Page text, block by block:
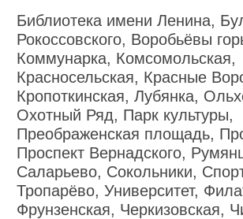
Библиотека имени Ленина,
Рокоссовского, Воробьёвы
Коммунарка, Комсомольская,
Красносельская, Красные
Кропоткинская, Лубянка,
Охотный Ряд, Парк культуры,
Преображенская площадь,
Проспект Вернадского,
Саларьево, Сокольники,
Тропарёво, Университет,
Фрунзенская, Черкизовская,